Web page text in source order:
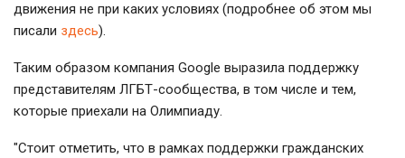
движения не при каких условиях (подробнее об этом мы
писали здесь).
Таким образом компания Google выразила поддержку
представителям ЛГБТ-сообщества, в том числе и тем,
которые приехали на Олимпиаду.
"Стоит отметить, что в рамках поддержки гражданских